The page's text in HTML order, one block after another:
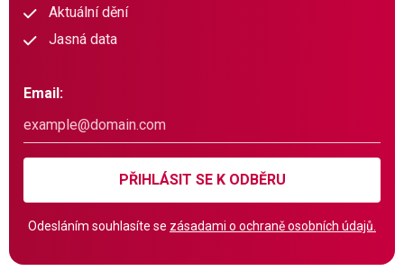
Aktuální dění
Jasná data
Email:
PŘIHLÁSIT SE K ODBĚRU
Odesláním souhlasíte se zásadami o ochraně osobních údajů.